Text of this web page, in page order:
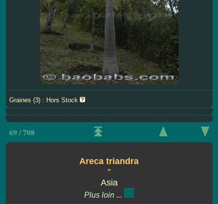
Graines (3) : Hors Stock
69 / 708
Areca triandra
''
Asia
Plus loin ...